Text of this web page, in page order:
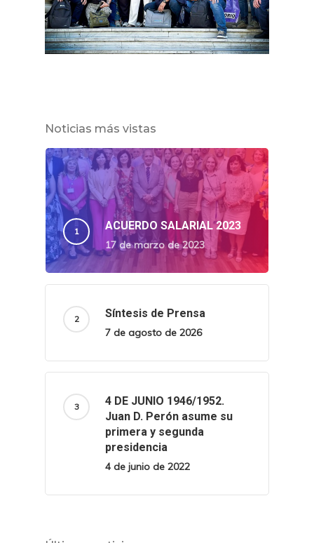
Noticias más vistas
ACUERDO SALARIAL 2023
17 de marzo de 2023
Síntesis de Prensa
7 de agosto de 2026
4 DE JUNIO 1946/1952.
Juan D. Perón asume su
primera y segunda
presidencia
4 de junio de 2022